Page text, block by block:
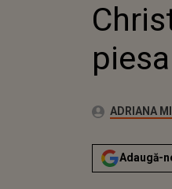
Autor:ADRIANA
Adaugă-